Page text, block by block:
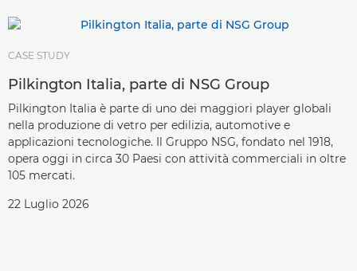
CASE STUDY
Pilkington Italia, parte di NSG Group
Pilkington Italia è parte di uno dei maggiori player globali
nella produzione di vetro per edilizia, automotive e
applicazioni tecnologiche. Il Gruppo NSG, fondato nel 1918,
opera oggi in circa 30 Paesi con attività commerciali in oltre
105 mercati.
22 Luglio 2026